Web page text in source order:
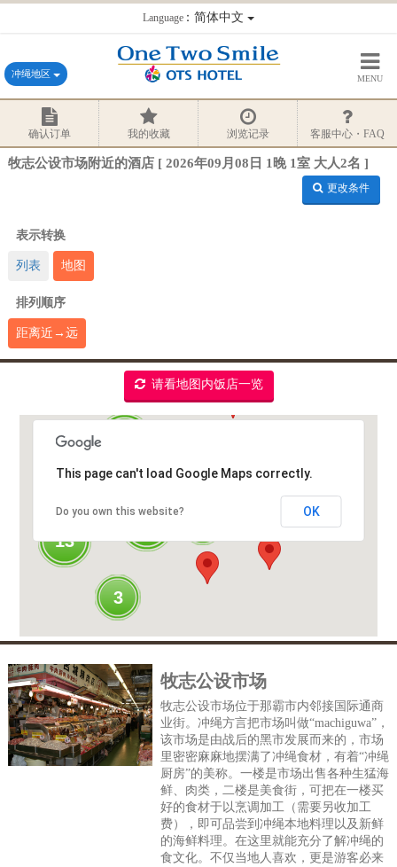
Language：简体中文
冲绳地区 MENU
确认订单 我的收藏 浏览记录 客服中心・FAQ
牧志公设市场附近的酒店 [ 2026年09月08日 1晚 1室 大人2名 ]
更改条件
表示转换
列表 地图
排列顺序
距离近→远
请看地图内饭店一览
12
13
3
This page can't load Google Maps correctly.
Do you own this website? OK
牧志公设市场
牧志公设市场位于那霸市内邻接国际通商
业街。冲绳方言把市场叫做“machiguwa”，
该市场是由战后的黑市发展而来的，市场
里密密麻麻地摆满了冲绳食材，有着“冲绳
厨房”的美称。一楼是市场出售各种生猛海
鲜、肉类，二楼是美食街，可把在一楼买
好的食材于以烹调加工（需要另收加工
费），即可品尝到冲绳本地料理以及新鲜
的海鲜料理。在这里就能充分了解冲绳的
食文化。不仅当地人喜欢，更是游客必来